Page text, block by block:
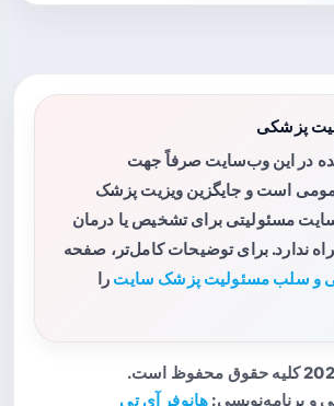
پزشکی
در این وب‌سایت صرفاً جهت
است و جایگزین ویزیت پزشک
مسئولیتی برای تشخیص یا درمان
ندارد. برای توضیحات کامل‌تر، صفحه
و سلب مسئولیت پزشک سایت را
و برنامه‌نویسی: هانوفر آی تی